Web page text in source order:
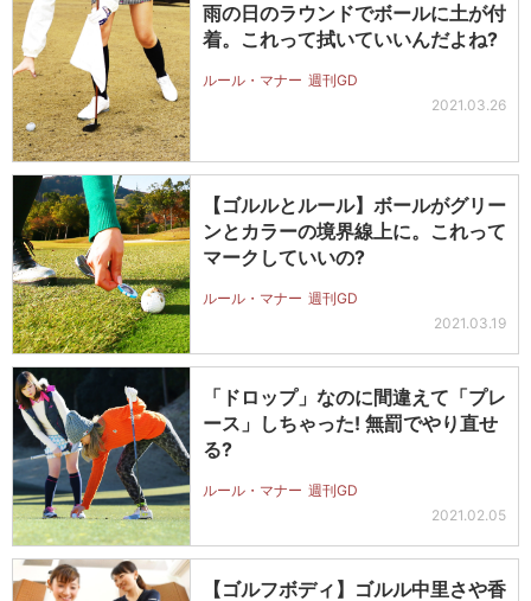
雨の日のラウンドでボールに土が付
着。これって拭いていいんだよね?
ルール・マナー 週刊GD
2021.03.26
【ゴルルとルール】ボールがグリー
ンとカラーの境界線上に。これって
マークしていいの?
ルール・マナー 週刊GD
2021.03.19
「ドロップ」なのに間違えて「プレ
ース」しちゃった! 無罰でやり直せ
る?
ルール・マナー 週刊GD
2021.02.05
【ゴルフボディ】ゴルル中里さや香